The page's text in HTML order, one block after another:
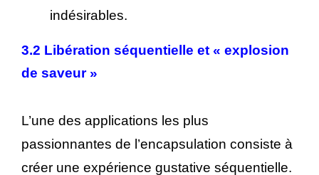
indésirables.
3.2 Libération séquentielle et « explosion
de saveur »
L’une des applications les plus
passionnantes de l’encapsulation consiste à
créer une expérience gustative séquentielle.